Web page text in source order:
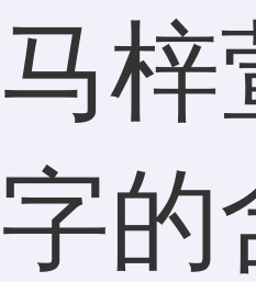
马梓
字的